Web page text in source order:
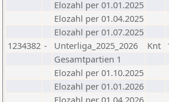
Elozahl per 01.01.2025
Elozahl per 01.04.2025
Elozahl per 01.07.2025
1234382 - Unterliga_2025_2026 Knt
Gesamtpartien 1
Elozahl per 01.10.2025
Elozahl per 01.01.2026
Elozahl per 01.04.2026